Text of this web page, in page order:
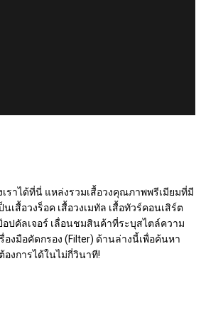
ราได้ที่นี่ แหล่งรวมเสื้อวงคุณภาพพรีเมียมที่มี
เสื้อวงร็อค เสื้อวงเมทัล เสื้อทัวร์คอนเสิร์ต
ปคัลเจอร์ เลื่อนชมสินค้าที่ระบุสไตล์ความ
งมือคัดกรอง (Filter) ด้านล่างนี้เพื่อค้นหา
งการได้ในไม่กี่วินาที!